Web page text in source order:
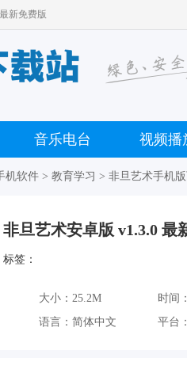
新免费版
音乐电台 视频播
机软件 > 教育学习 > 非旦艺术手机
非旦艺术安卓版 v1.3.0 最
标签：
大小：25.2M
时间
语言：简体中文 平台